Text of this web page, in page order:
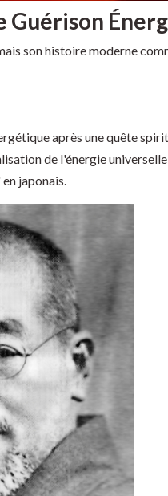
Guérison
son histoire moderne
après une quête
de l'énergie
japonais.